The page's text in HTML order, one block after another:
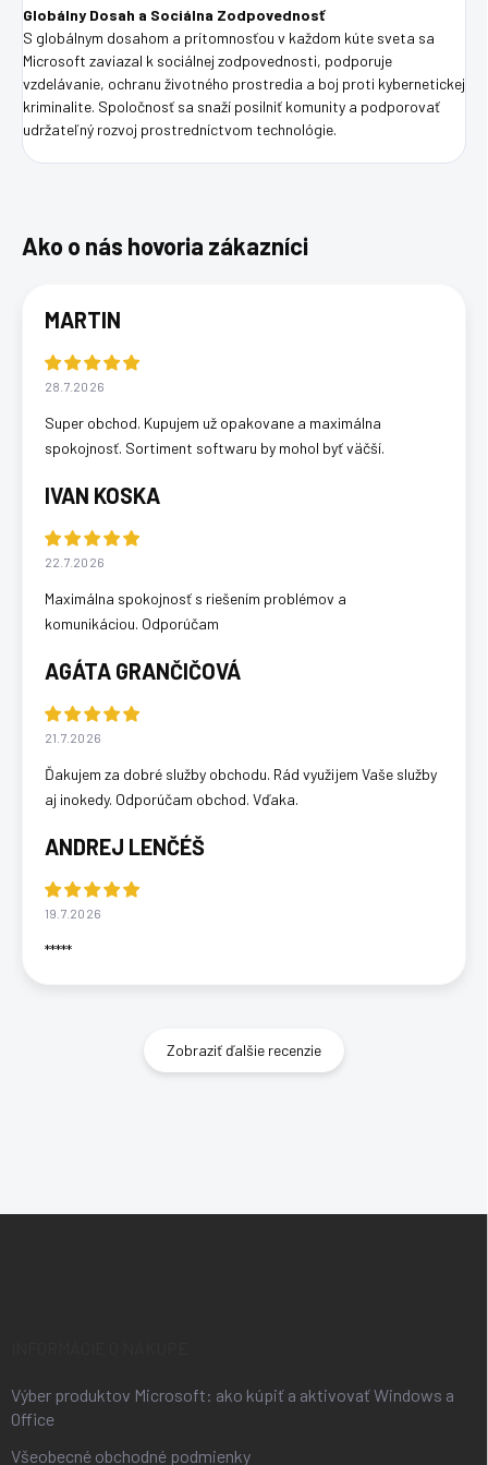
Globálny Dosah a Sociálna Zodpovednosť
S globálnym dosahom a prítomnosťou v každom kúte sveta sa
Microsoft zaviazal k sociálnej zodpovednosti, podporuje
vzdelávanie, ochranu životného prostredia a boj proti kybernetickej
kriminalite. Spoločnosť sa snaží posilniť komunity a podporovať
udržateľný rozvoj prostredníctvom technológie.
MARTIN
28.7.2026
Super obchod. Kupujem už opakovane a maximálna
spokojnosť. Sortiment softwaru by mohol byť väčší.
IVAN KOSKA
22.7.2026
Maximálna spokojnosť s riešením problémov a
komunikáciou. Odporúčam
AGÁTA GRANČIČOVÁ
21.7.2026
Ďakujem za dobré služby obchodu. Rád využijem Vaše služby
aj inokedy. Odporúčam obchod. Vďaka.
ANDREJ LENČÉŠ
19.7.2026
*****
Zobraziť ďalšie recenzie
Výber produktov Microsoft: ako kúpiť a aktivovať Windows a
Office
Všeobecné obchodné podmienky